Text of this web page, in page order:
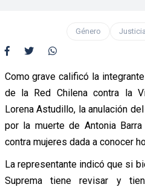
Género Justicia
Como grave calificó la
de la Red Chilena contra la
Lorena Astudillo, la anulación
por la muerte de Antonia
contra mujeres dada a conocer
La representante indicó que si
Suprema tiene revisar y